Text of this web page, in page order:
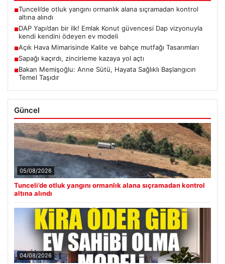
■Tunceli’de otluk yangını ormanlık alana sıçramadan kontrol
altına alındı
■DAP Yapı’dan bir ilk! Emlak Konut güvencesi Dap vizyonuyla
kendi kendini ödeyen ev modeli
■Açık Hava Mimarisinde Kalite ve bahçe mutfağı Tasarımları
■Sapağı kaçırdı, zincirleme kazaya yol açtı
■Bakan Memişoğlu: Anne Sütü, Hayata Sağlıklı Başlangıcın
Temel Taşıdır
Güncel
05/08/2026
Tunceli’de otluk yangını ormanlık alana sıçramadan kontrol
altına alındı
04/08/2026